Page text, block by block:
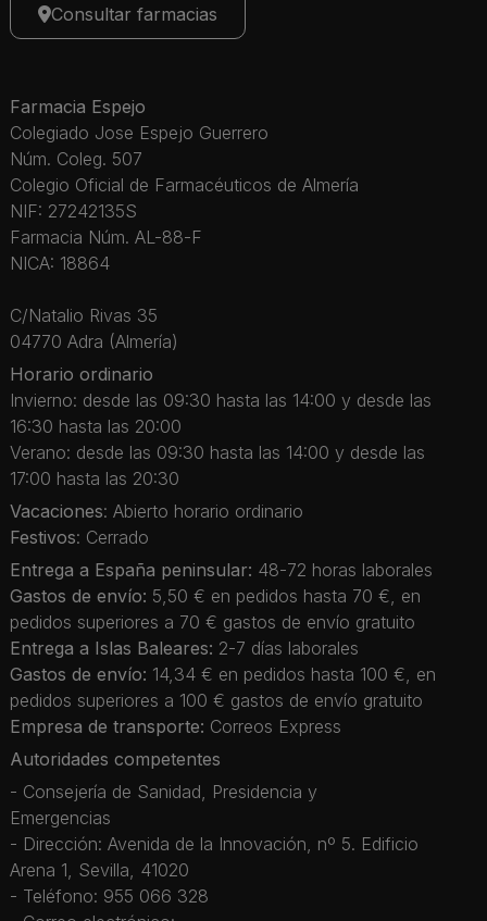
Consultar farmacias
Farmacia Espejo
Colegiado Jose Espejo Guerrero
Núm. Coleg. 507
Colegio Oficial de Farmacéuticos de Almería
NIF: 27242135S
Farmacia Núm. AL-88-F
NICA: 18864
C/Natalio Rivas 35
04770 Adra (Almería)
Horario ordinario
Invierno: desde las 09:30 hasta las 14:00 y desde las
16:30 hasta las 20:00
Verano: desde las 09:30 hasta las 14:00 y desde las
17:00 hasta las 20:30
Vacaciones: Abierto horario ordinario
Festivos: Cerrado
Entrega a España peninsular: 48-72 horas laborales
Gastos de envío: 5,50 € en pedidos hasta 70 €, en
pedidos superiores a 70 € gastos de envío gratuito
Entrega a Islas Baleares: 2-7 días laborales
Gastos de envío: 14,34 € en pedidos hasta 100 €, en
pedidos superiores a 100 € gastos de envío gratuito
Empresa de transporte: Correos Express
Autoridades competentes
- Consejería de Sanidad, Presidencia y
Emergencias
- Dirección: Avenida de la Innovación, nº 5. Edificio
Arena 1, Sevilla, 41020
- Teléfono: 955 066 328